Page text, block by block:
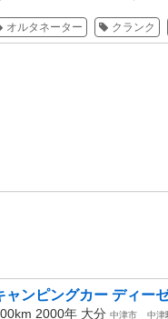
オルタネーター クランク
ャンピングカー ディー
2000年 大分 中津市 中津